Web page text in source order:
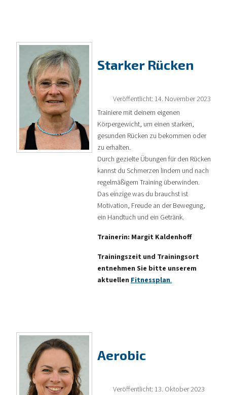
Starker Rücken
Veröffentlicht: 14. November 2023
Trainiere mit deinem eigenen
Körpergewicht, um einen starken,
gesunden Rücken zu bekommen oder
zu erhalten.
Durch gezielte Übungen für den Rücken
kannst du Schmerzen lindern und nach
regelmäßigem Training überwinden.
Das einzige was du brauchst ist
Motivation, Freude an der Bewegung,
ein Handtuch und ein Getränk.
Trainerin: Margit Kaldenhoff
Trainingszeit und Trainingsort
entnehmen Sie bitte unserem
aktuellen Fitnessplan.
Aerobic
Veröffentlicht: 13. Oktober 2023